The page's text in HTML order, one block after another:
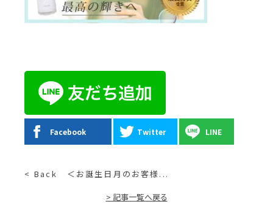
Facebook Twitter LINE
< Back
＜お誕生日月のお客様...
> 記事一覧へ戻る